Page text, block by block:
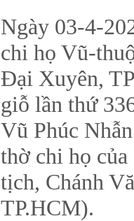
Ngày 03-4-
chi họ Vũ-
Đại Xuyên,
giỗ lần thứ
Vũ Phúc
thờ chi họ
tịch, Chánh
TP.HCM).